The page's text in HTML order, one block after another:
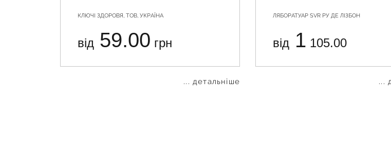
КЛЮЧІ ЗДОРОВЯ, ТОВ, УКРАЇНА
від 59.00 грн
... детальніше
ЛЯБОРАТУАР SVR РУ ДЕ ЛІЗБОН
від 1 105.00
...